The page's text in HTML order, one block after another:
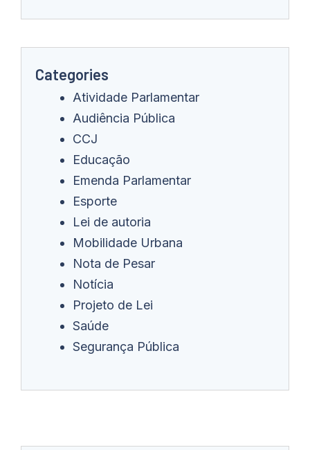
Categories
Atividade Parlamentar
Audiência Pública
CCJ
Educação
Emenda Parlamentar
Esporte
Lei de autoria
Mobilidade Urbana
Nota de Pesar
Notícia
Projeto de Lei
Saúde
Segurança Pública